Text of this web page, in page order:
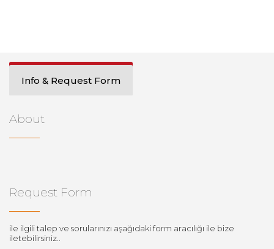
Info & Request Form
About
Request Form
ile ilgili talep ve sorularınızı aşağıdaki form aracılığı ile bize
iletebilirsiniz..